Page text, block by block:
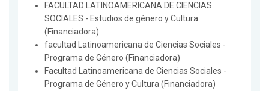
FACULTAD LATINOAMERICANA DE CIENCIAS
SOCIALES - Estudios de género y Cultura
(Financiadora)
facultad Latinoamericana de Ciencias Sociales -
Programa de Género (Financiadora)
Facultad Latinoamericana de Ciencias Sociales -
Programa de Género y Cultura (Financiadora)